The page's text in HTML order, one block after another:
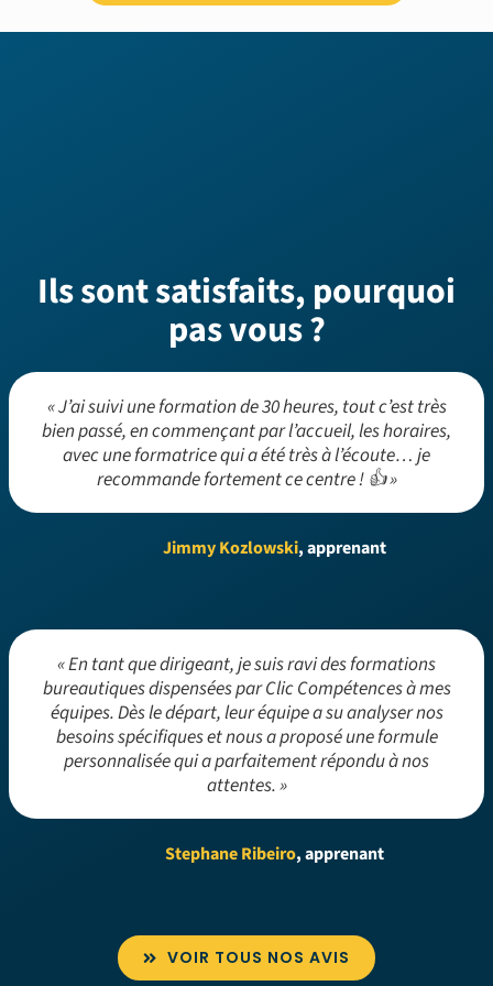
Ils sont satisfaits, pourquoi
pas vous ?
« J’ai suivi une formation de 30 heures, tout c’est très
bien passé, en commençant par l’accueil, les horaires,
avec une formatrice qui a été très à l’écoute… je
recommande fortement ce centre ! 👍 »
Jimmy Kozlowski, apprenant
« En tant que dirigeant, je suis ravi des formations
bureautiques dispensées par Clic Compétences à mes
équipes. Dès le départ, leur équipe a su analyser nos
besoins spécifiques et nous a proposé une formule
personnalisée qui a parfaitement répondu à nos
attentes. »
Stephane Ribeiro, apprenant
VOIR TOUS NOS AVIS